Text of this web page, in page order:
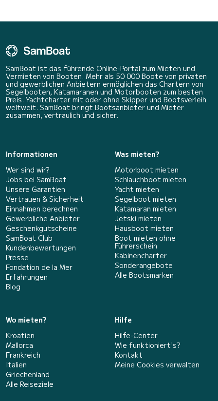
SamBoat ist das führende Online-Portal zum Mieten und
Vermieten von Booten. Mehr als 50 000 Boote von privaten
und gewerblichen Anbietern ermöglichen das Chartern von
Segelbooten, Katamaranen und Motorbooten zum besten
Preis. Yachtcharter mit oder ohne Skipper und Bootsverleih
weltweit. SamBoat bringt Bootsanbieter und Mieter
zusammen, vertraulich und sicher.
Informationen
Wer sind wir?
Jobs bei SamBoat
Unsere Garantien
Vertrauen & Sicherheit
Einnahmen berechnen
Gewerbliche Anbieter
Geschenkgutscheine
SamBoat Club
Kundenbewertungen
Presse
Fondation de la Mer
Erfahrungen
Blog
Was mieten?
Motorboot mieten
Schlauchboot mieten
Yacht mieten
Segelboot mieten
Katamaran mieten
Jetski mieten
Hausboot mieten
Boot mieten ohne
Führerschein
Kabinencharter
Sonderangebote
Alle Bootsmarken
Wo mieten?
Kroatien
Mallorca
Frankreich
Italien
Griechenland
Alle Reiseziele
Hilfe
Hilfe-Center
Wie funktioniert's?
Kontakt
Meine Cookies verwalten